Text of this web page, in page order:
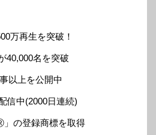
万再生を突破！
40,000名を突破
以上を公開中
信中(2000日連続)
」の登録商標を取得